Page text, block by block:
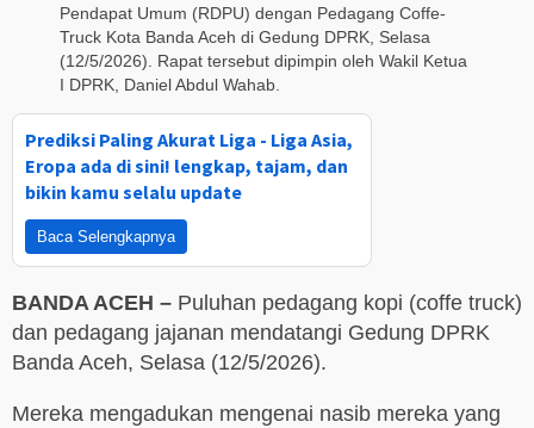
Pendapat Umum (RDPU) dengan Pedagang Coffe-
Truck Kota Banda Aceh di Gedung DPRK, Selasa
(12/5/2026). Rapat tersebut dipimpin oleh Wakil Ketua
I DPRK, Daniel Abdul Wahab.
Prediksi Paling Akurat Liga - Liga Asia,
Eropa ada di sini! lengkap, tajam, dan
bikin kamu selalu update
Baca Selengkapnya
BANDA ACEH – Puluhan pedagang kopi (coffe truck)
dan pedagang jajanan mendatangi Gedung DPRK
Banda Aceh, Selasa (12/5/2026).
Mereka mengadukan mengenai nasib mereka yang